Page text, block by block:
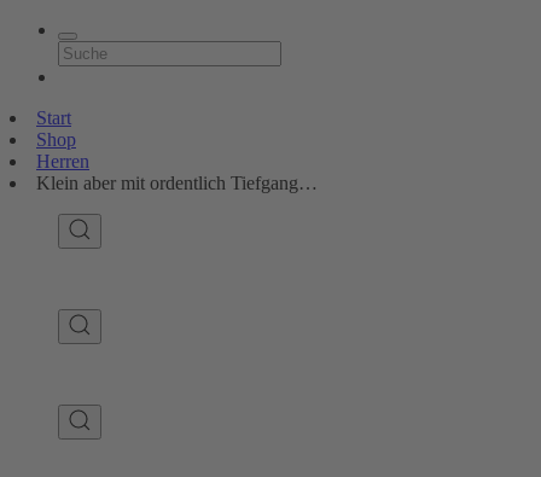
Start
Shop
Herren
Klein aber mit ordentlich Tiefgang…